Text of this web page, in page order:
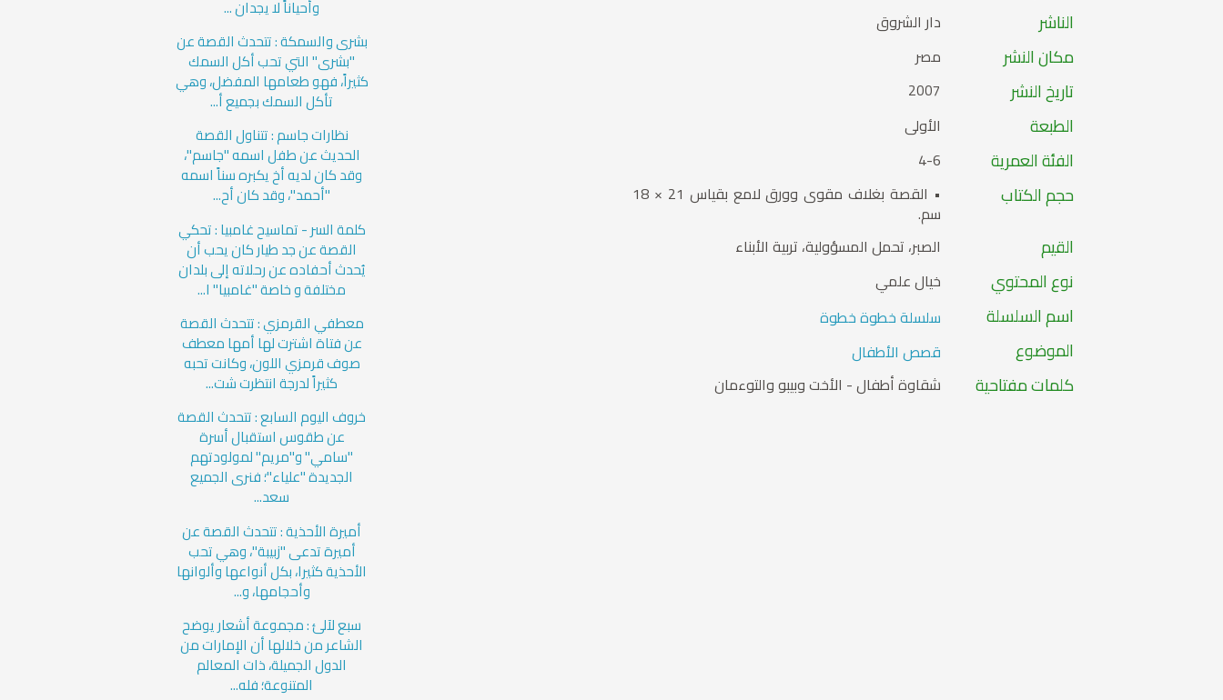
الناشر دار الشروق
مكان النشر مصر
تاريخ النشر 2007
الطبعة الأولى
الفئة العمرية 4-6
حجم الكتاب • القصة بغلاف مقوى وورق لامع بقياس 21 × 18
سم.
القيم الصبر، تحمل المسؤولية، تربية الأبناء
نوع المحتوي خيال علمي
اسم السلسلة سلسلة خطوة خطوة
الموضوع قصص الأطفال
كلمات مفتاحية شقاوة أطفال - الأخت وبيبو والتوءمان
وأحياناً لا يجدان ...
بشرى والسمكة : تتحدث القصة عن
"بشرى" التي تحب أكل السمك
كثيراً، فهو طعامها المفضل، وهي
تأكل السمك بجميع أ...
نظارات جاسم : تتناول القصة
الحديث عن طفل اسمه "جاسم"،
وقد كان لديه أخ يكبره سناً اسمه
"أحمد"، وقد كان أح...
كلمة السر - تماسيح غامبيا : تحكي
القصة عن جد طيار كان يحب أن
يُحدث أحفاده عن رحلاته إلى بلدان
مختلفة و خاصة "غامبيا" ا...
معطفي القرمزي : تتحدث القصة
عن فتاة اشترت لها أمها معطف
صوف قرمزي اللون، وكانت تحبه
كثيراً لدرجة انتظرت شت...
خروف اليوم السابع : تتحدث القصة
عن طقوس استقبال أسرة
"سامي" و"مريم" لمولودتهم
الجديدة "علياء"؛ فنرى الجميع
سعد...
أميرة الأحذية : تتحدث القصة عن
أميرة تدعى "زبيبة"، وهي تحب
الأحذية كثيرا، بكل أنواعها وألوانها
وأحجامها، و...
سبع لآلئ : مجموعة أشعار يوضح
الشاعر من خلالها أن الإمارات من
الدول الجميلة، ذات المعالم
المتنوعة؛ فله...